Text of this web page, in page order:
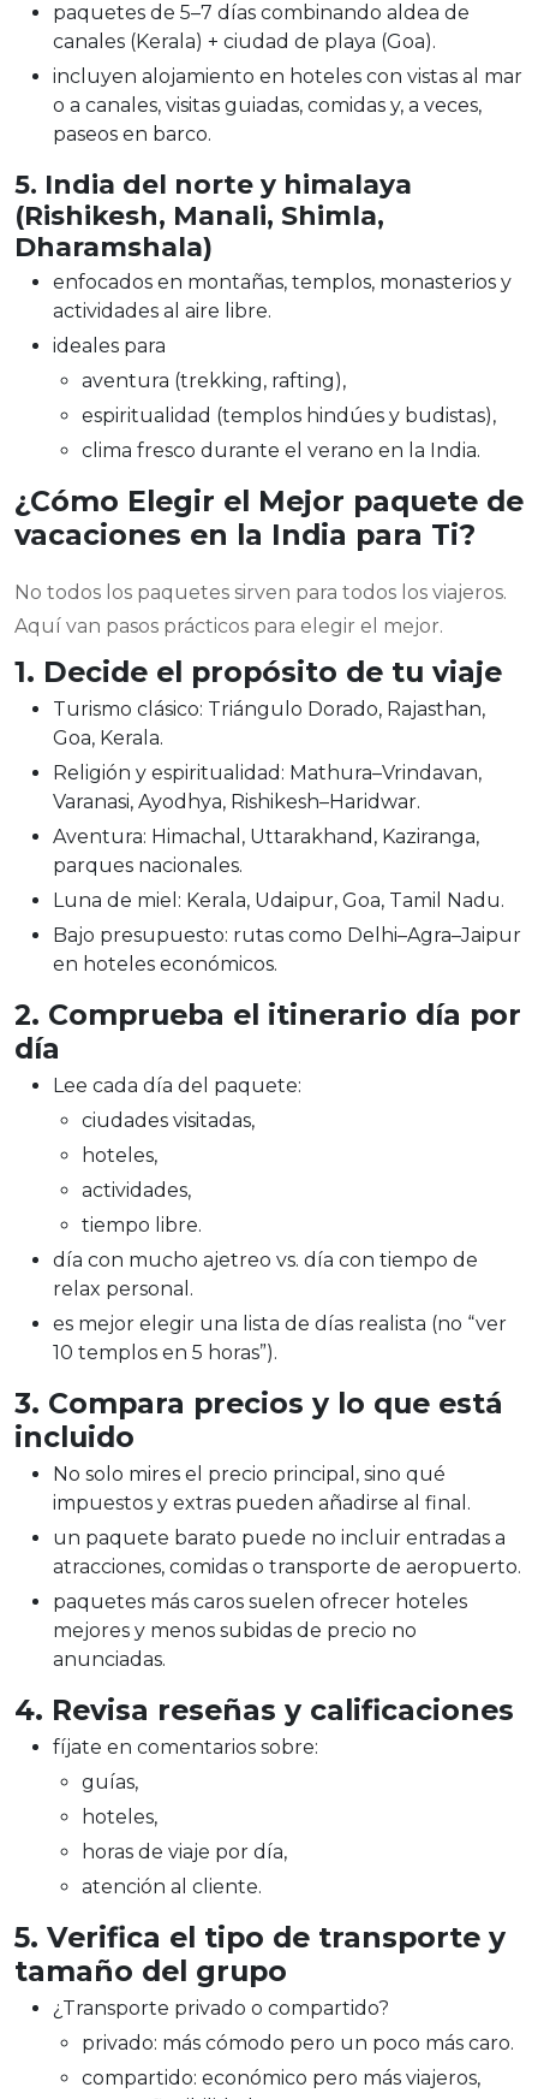
paquetes de 5–7 días combinando aldea de
canales (Kerala) + ciudad de playa (Goa).
incluyen alojamiento en hoteles con vistas al mar
o a canales, visitas guiadas, comidas y, a veces,
paseos en barco.
5. India del norte y himalaya
(Rishikesh, Manali, Shimla,
Dharamshala)
enfocados en montañas, templos, monasterios y
actividades al aire libre.
ideales para
aventura (trekking, rafting),
espiritualidad (templos hindúes y budistas),
clima fresco durante el verano en la India.
¿Cómo Elegir el Mejor paquete de
vacaciones en la India para Ti?
No todos los paquetes sirven para todos los viajeros.
Aquí van pasos prácticos para elegir el mejor.
1. Decide el propósito de tu viaje
Turismo clásico: Triángulo Dorado, Rajasthan,
Goa, Kerala.
Religión y espiritualidad: Mathura–Vrindavan,
Varanasi, Ayodhya, Rishikesh–Haridwar.
Aventura: Himachal, Uttarakhand, Kaziranga,
parques nacionales.
Luna de miel: Kerala, Udaipur, Goa, Tamil Nadu.
Bajo presupuesto: rutas como Delhi–Agra–Jaipur
en hoteles económicos.
2. Comprueba el itinerario día por
día
Lee cada día del paquete:
ciudades visitadas,
hoteles,
actividades,
tiempo libre.
día con mucho ajetreo vs. día con tiempo de
relax personal.
es mejor elegir una lista de días realista (no “ver
10 templos en 5 horas”).
3. Compara precios y lo que está
incluido
No solo mires el precio principal, sino qué
impuestos y extras pueden añadirse al final.
un paquete barato puede no incluir entradas a
atracciones, comidas o transporte de aeropuerto.
paquetes más caros suelen ofrecer hoteles
mejores y menos subidas de precio no
anunciadas.
4. Revisa reseñas y calificaciones
fíjate en comentarios sobre:
guías,
hoteles,
horas de viaje por día,
atención al cliente.
5. Verifica el tipo de transporte y
tamaño del grupo
¿Transporte privado o compartido?
privado: más cómodo pero un poco más caro.
compartido: económico pero más viajeros,